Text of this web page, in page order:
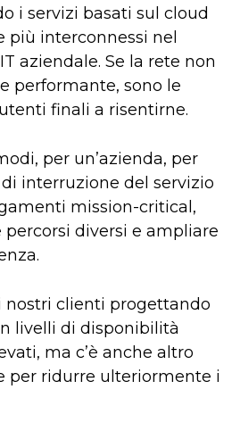
i servizi basati sul cloud
più interconnessi nel
aziendale. Se la rete non
performante, sono le
finali a risentirne.
per un’azienda, per
interruzione del servizio
mission-critical,
diversi e ampliare
nostri clienti progettando
livelli di disponibilità
ma c’è anche altro
per ridurre ulteriormente i